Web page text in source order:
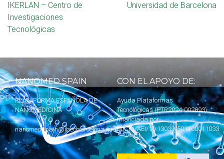
IKERLAN – Centro de
Investigaciones
Tecnológicas
Universidad de Barcelona
NANOMED SPAIN
PLATAFORMA ESPAÑOLA DE
NANOMEDICINA
nanomedspain@ibecbarcelona.eu
CON EL APOYO DE:
Ayuda Plataformas
Tecnológicas (PTR2024-002893)
financiada por
MICIU/AEI/10.13039/501100011033